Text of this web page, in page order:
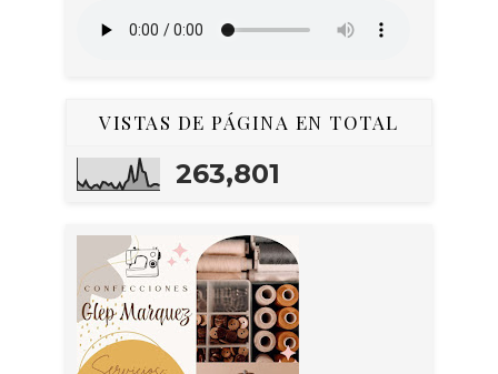
VISTAS DE PÁGINA EN TOTAL
263,801